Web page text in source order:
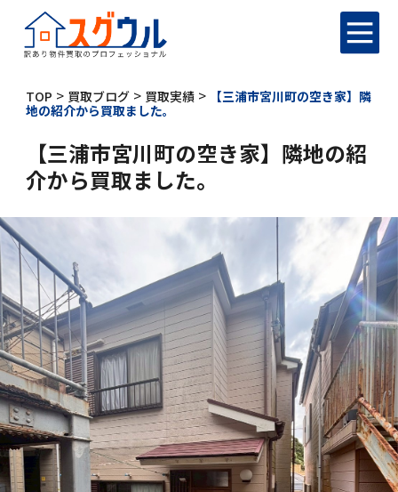
TOP > 買取ブログ > 買取実績 >
【三浦市宮川町の空き家】隣
地の紹介から買取ました。
【三浦市宮川町の空き家】隣地の紹
介から買取ました。